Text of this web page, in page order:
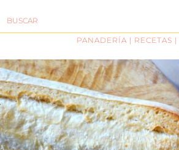
PANADERÍA | RECETAS |